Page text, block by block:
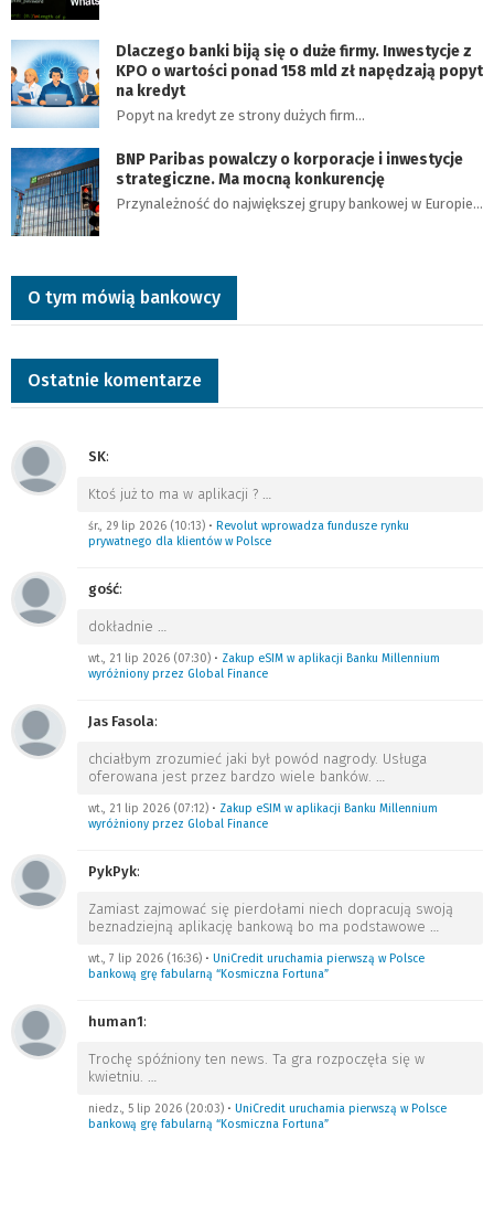
Dlaczego banki biją się o duże firmy. Inwestycje z
KPO o wartości ponad 158 mld zł napędzają popyt
na kredyt
Popyt na kredyt ze strony dużych firm…
BNP Paribas powalczy o korporacje i inwestycje
strategiczne. Ma mocną konkurencję
Przynależność do największej grupy bankowej w Europie…
O tym mówią bankowcy
Ostatnie komentarze
SK:
Ktoś już to ma w aplikacji ? …
śr., 29 lip 2026 (10:13) • Revolut wprowadza fundusze rynku
prywatnego dla klientów w Polsce
gość:
dokładnie …
wt., 21 lip 2026 (07:30) • Zakup eSIM w aplikacji Banku Millennium
wyróżniony przez Global Finance
Jas Fasola:
chciałbym zrozumieć jaki był powód nagrody. Usługa
oferowana jest przez bardzo wiele banków. …
wt., 21 lip 2026 (07:12) • Zakup eSIM w aplikacji Banku Millennium
wyróżniony przez Global Finance
PykPyk:
Zamiast zajmować się pierdołami niech dopracują swoją
beznadziejną aplikację bankową bo ma podstawowe …
wt., 7 lip 2026 (16:36) • UniCredit uruchamia pierwszą w Polsce
bankową grę fabularną “Kosmiczna Fortuna”
human1:
Trochę spóźniony ten news. Ta gra rozpoczęła się w
kwietniu. …
niedz., 5 lip 2026 (20:03) • UniCredit uruchamia pierwszą w Polsce
bankową grę fabularną “Kosmiczna Fortuna”